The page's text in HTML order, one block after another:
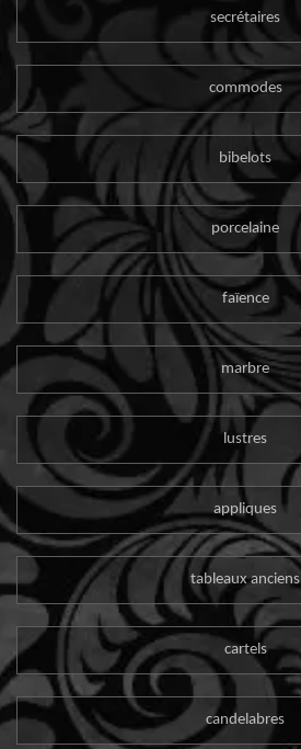
secrétaires
commodes
bibelots
porcelaine
faïence
marbre
lustres
appliques
tableaux anciens
cartels
candelabres